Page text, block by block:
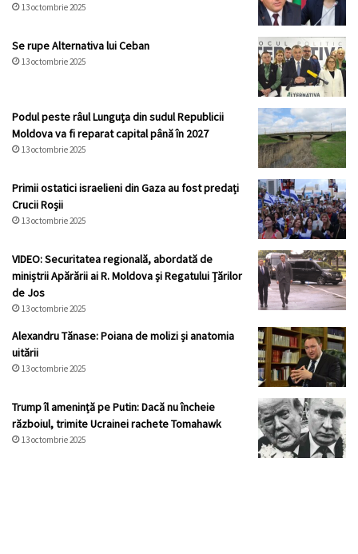
13 octombrie 2025
Se rupe Alternativa lui Ceban
13 octombrie 2025
Podul peste râul Lunguța din sudul Republicii
Moldova va fi reparat capital până în 2027
13 octombrie 2025
Primii ostatici israelieni din Gaza au fost predați
Crucii Roșii
13 octombrie 2025
VIDEO: Securitatea regională, abordată de
miniștrii Apărării ai R. Moldova și Regatului Țărilor
de Jos
13 octombrie 2025
Alexandru Tănase: Poiana de molizi și anatomia
uitării
13 octombrie 2025
Trump îl amenință pe Putin: Dacă nu încheie
războiul, trimite Ucrainei rachete Tomahawk
13 octombrie 2025